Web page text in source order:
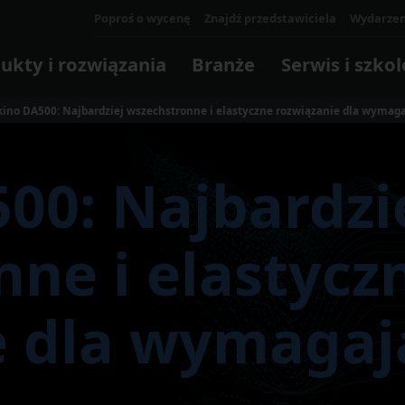
Poproś o wycenę Znajdź przedstawiciela
i rozwiązania
Komory i systemy
Oprogramowanie i
Oprogramowanie sterujące
Oprogramowanie sterujące
Oprogramowanie
Cyfrowe Makino
Branże
Formy/matryce odlewnicze Przeglądaj
Serwis i
na
WIĘCEJ
Twoją
WIĘCEJ
DA500: Najbardziej wszechstronne i elastyczne rozwiązanie dla
i
dla